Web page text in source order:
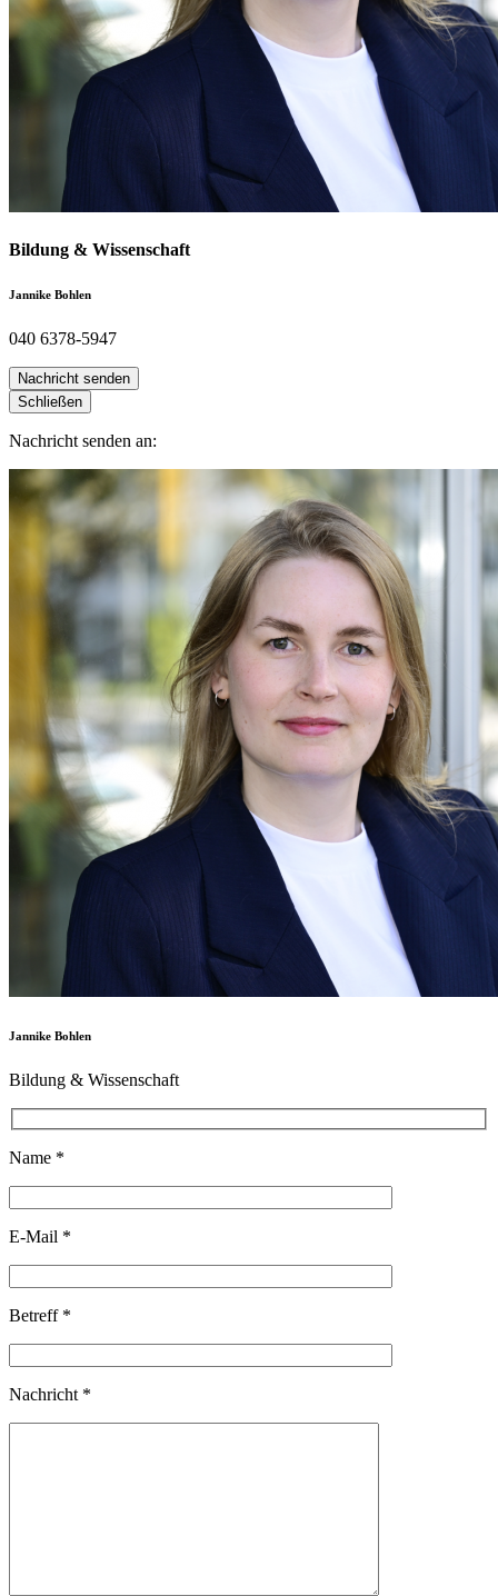
Bildung & Wissenschaft
Jannike Bohlen
040 6378-5947
Nachricht senden
Schließen
Nachricht senden an:
Jannike Bohlen
Bildung & Wissenschaft
Name *
E-Mail *
Betreff *
Nachricht *